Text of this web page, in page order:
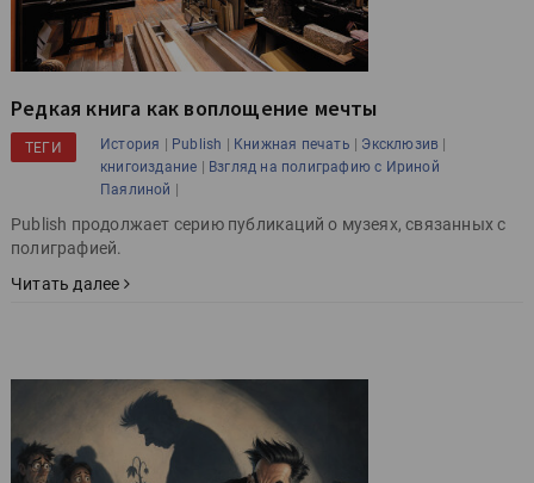
Редкая книга как воплощение мечты
ТЕГИ История | Publish | Книжная печать | Эксклюзив |
книгоиздание | Взгляд на полиграфию с Ириной
Паялиной |
Publish продолжает серию публикаций о музеях, связанных с
полиграфией.
Читать далее